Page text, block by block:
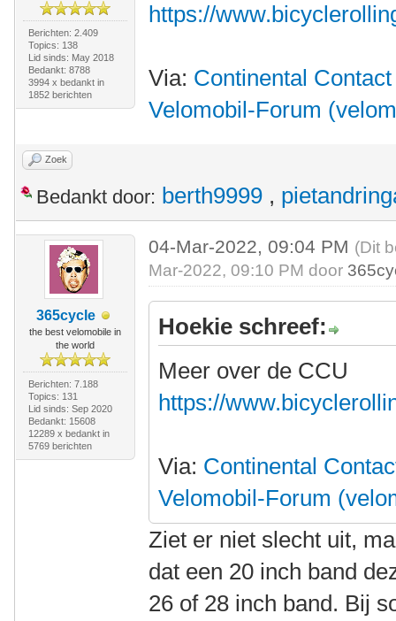
Berichten: 2.409
Topics: 138
Lid sinds: May 2018
Bedankt: 8788
3994 x bedankt in
1852 berichten
https://
Via: Continental
Velomobil-Forum
Zoek
Bedankt door: berth9999 ,
365cycle
the best velomobile in
the world
Berichten: 7.188
Topics: 131
Lid sinds: Sep 2020
Bedankt: 15608
12289 x bedankt in
5769 berichten
04-Mar-2022, 09:04 PM (Dit
Mar-2022, 09:10 PM door
Hoekie schreef:
Meer over de CCU
https://
Via: Continental
Velomobil-Forum
Ziet er niet slecht uit,
dat een 20 inch band
26 of 28 inch band. Bij